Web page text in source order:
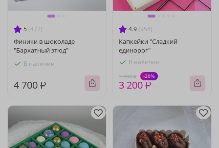
5 (472)
Финики в шоколаде
"Бархатный этюд"
В наличии
4 700 ₽
4.9 (954)
Капкейки "Сладкий
единорог"
В наличии
3 990 ₽ -20%
3 200 ₽